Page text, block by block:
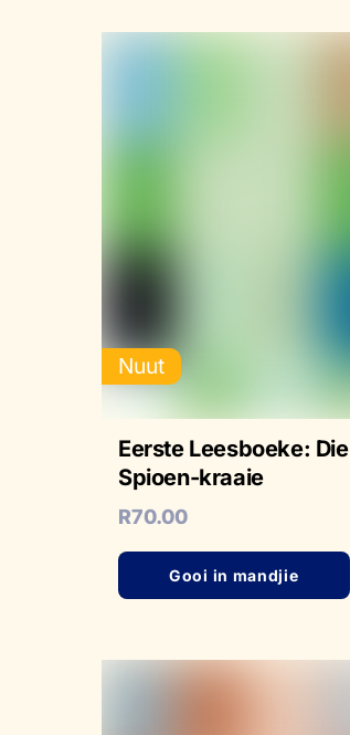
Nuut
Eerste Leesboeke: Die
Spioen-kraaie
R70.00
Gooi in mandjie